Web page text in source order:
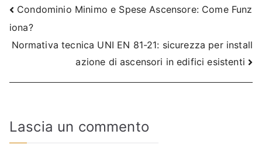
Navigazione
articoli
Condominio Minimo e Spese Ascensore: Come Funz
iona?
Normativa tecnica UNI EN 81-21: sicurezza per install
azione di ascensori in edifici esistenti
Lascia un commento